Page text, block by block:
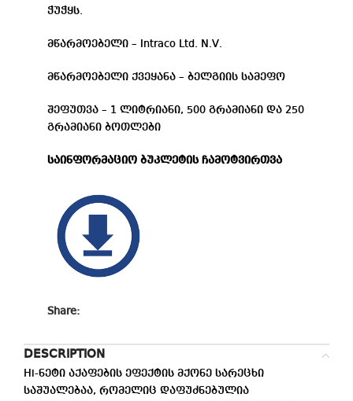
ჭუჭყს.
მწარმოებელი – Intraco Ltd. N.V.
მწარმოებელი ქვეყანა – ბელგიის სამეფო
შეფუთვა – 1 ლიტრიანი, 500 გრამიანი და 250
გრამიანი ბოთლები
საინფორმაციო ბუკლეტის ჩამოტვირთვა
Share:
DESCRIPTION
Hi-ნეტი აქაფების ეფექტის მქონე სარეცხი
საშუალებაა, რომელიც დაფუძნებულია